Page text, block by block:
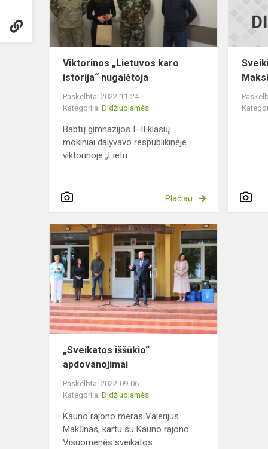
Viktorinos „Lietuvos karo
istorija“ nugalėtoja
Paskelbta: 2022-11-24
Kategorija: Didžiuojamės
Babtų gimnazijos I–II klasių
mokiniai dalyvavo respublikinėje
viktorinoje „Lietu...
Plačiau
„Sveikatos
iššūkio“
„Sveikatos iššūkio“
apdovanojimai
Paskelbta: 2022-09-06
Kategorija: Didžiuojamės
Kauno rajono meras Valerijus
Makūnas, kartu su Kauno rajono
Visuomenės sveikatos...